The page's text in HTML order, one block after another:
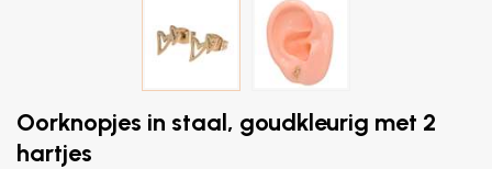
Oorknopjes in staal, goudkleurig met 2
hartjes